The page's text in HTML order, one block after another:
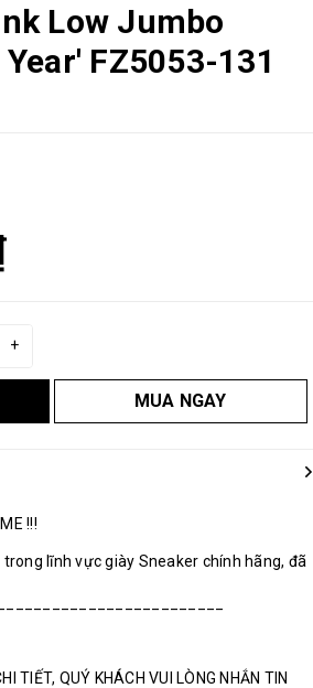
Low Jumbo
FZ5053-131
+
MUA NGAY
!!!
lĩnh vực giày Sneaker chính hãng, đã
TIẾT, QUÝ KHÁCH VUI LÒNG NHẮN TIN